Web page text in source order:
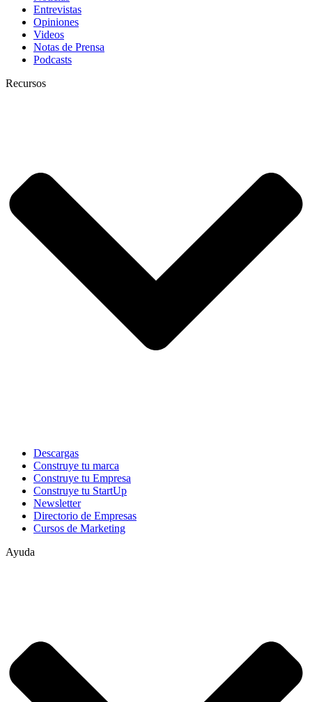
Entrevistas
Opiniones
Videos
Notas de Prensa
Podcasts
Recursos
Descargas
Construye tu marca
Construye tu Empresa
Construye tu StartUp
Newsletter
Directorio de Empresas
Cursos de Marketing
Ayuda